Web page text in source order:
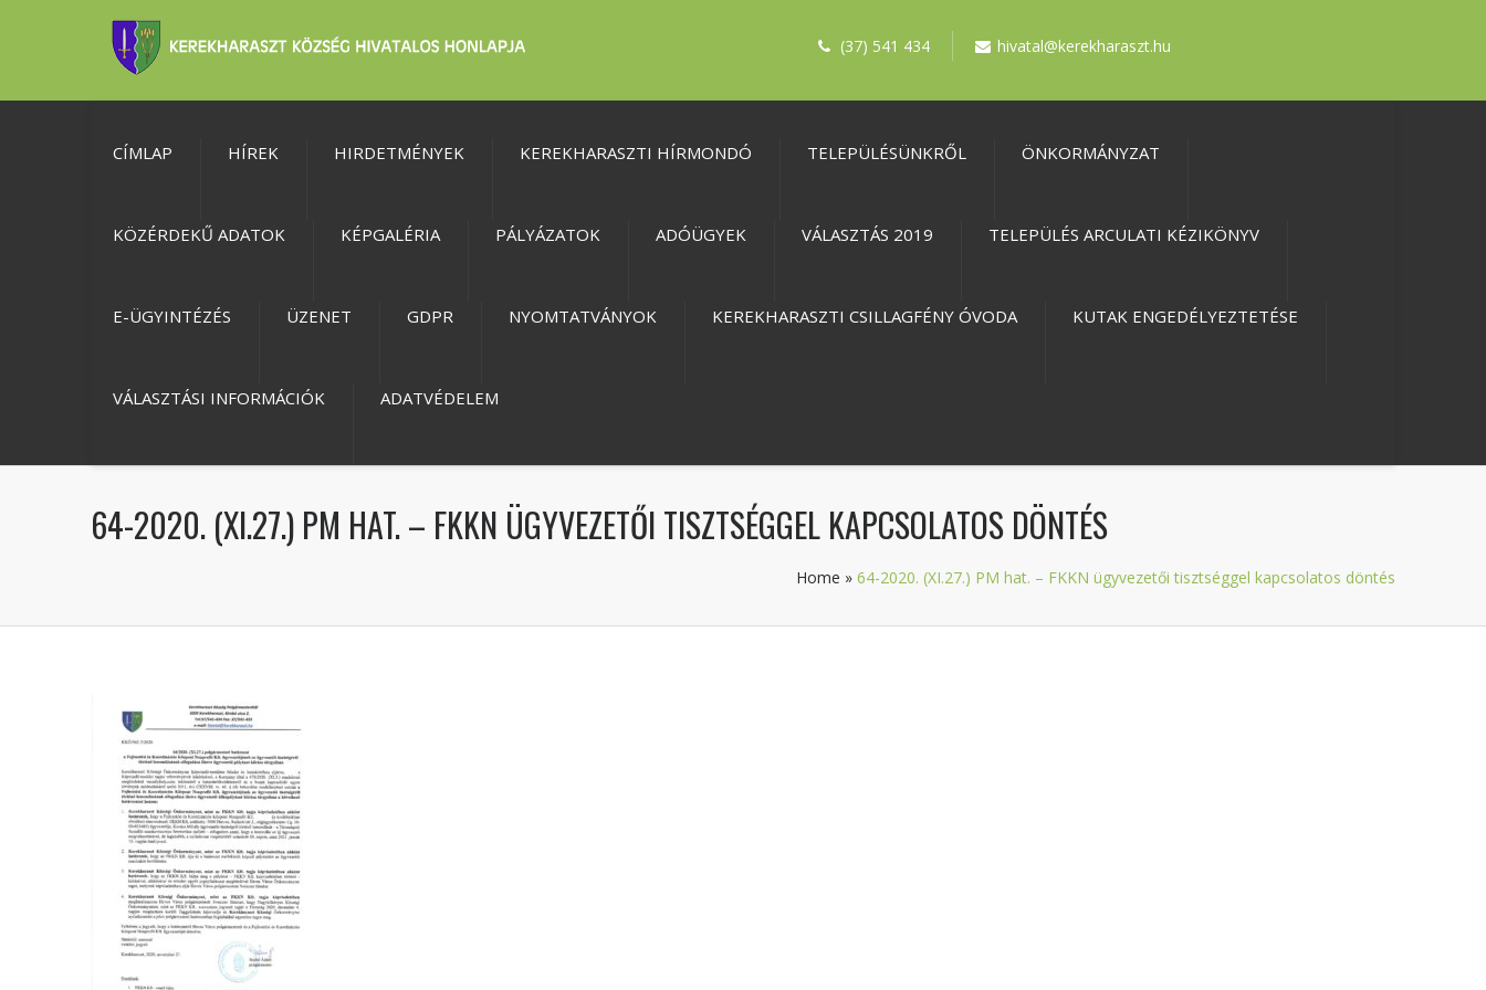
(37) 541 434 hivatal@kerekharaszt.hu
CÍMLAP HÍREK HIRDETMÉNYEK KEREKHARASZTI HÍRMONDÓ TELEPÜLÉSÜNKRŐL ÖNKORMÁNYZAT
KÖZÉRDEKŰ ADATOK KÉPGALÉRIA PÁLYÁZATOK ADÓÜGYEK VÁLASZTÁS 2019 TELEPÜLÉS ARCULATI KÉZIKÖNYV
E-ÜGYINTÉZÉS ÜZENET GDPR NYOMTATVÁNYOK KEREKHARASZTI CSILLAGFÉNY ÓVODA KUTAK ENGEDÉLYEZTETÉSE
VÁLASZTÁSI INFORMÁCIÓK ADATVÉDELEM
64-2020. (XI.27.) PM HAT. – FKKN ÜGYVEZETŐI TISZTSÉGGEL KAPCSOLATOS DÖNTÉS
Home » 64-2020. (XI.27.) PM hat. – FKKN ügyvezetői tisztséggel kapcsolatos döntés